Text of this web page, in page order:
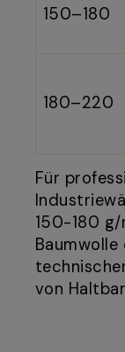
150–180
180–220
Für
150-180 g/
von